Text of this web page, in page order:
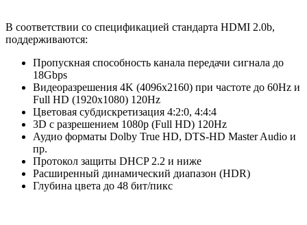
В соответствии со спецификацией стандарта HDMI 2.0b,
поддерживаются:
Пропускная способность канала передачи сигнала до
18Gbps
Видеоразрешения 4K (4096x2160) при частоте до 60Hz и
Full HD (1920x1080) 120Hz
Цветовая субдискретизация 4:2:0, 4:4:4
3D с разрешением 1080p (Full HD) 120Hz
Аудио форматы Dolby True HD, DTS-HD Master Audio и
пр.
Протокол защиты DHCP 2.2 и ниже
Расширенный динамический диапазон (HDR)
Глубина цвета до 48 бит/пикс